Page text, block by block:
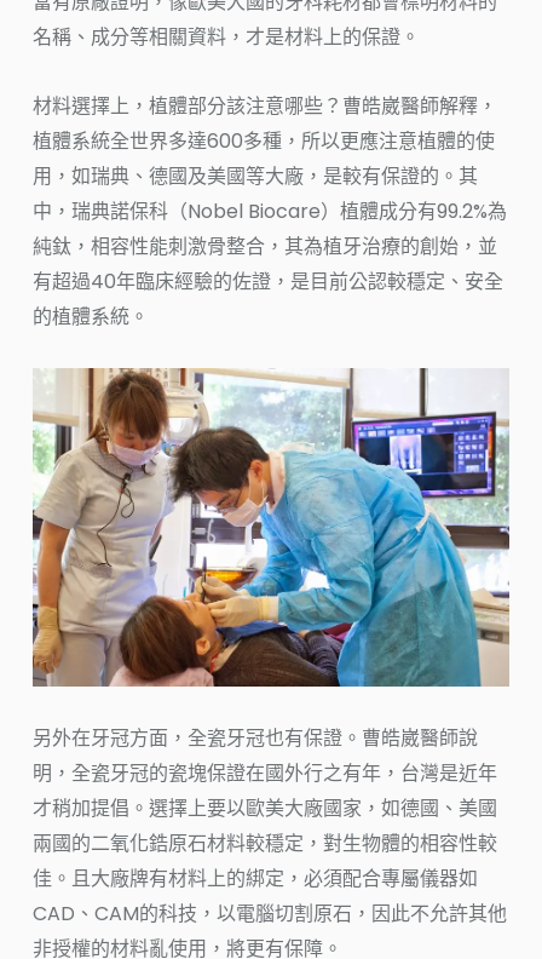
名稱、成分等相關資料，才是材料上的保證。
材料選擇上，植體部分該注意哪些？曹皓崴醫師解釋，
植體系統全世界多達600多種，所以更應注意植體的使
用，如瑞典、德國及美國等大廠，是較有保證的。其
中，瑞典諾保科（Nobel Biocare）植體成分有99.2%為
純鈦，相容性能刺激骨整合，其為植牙治療的創始，並
有超過40年臨床經驗的佐證，是目前公認較穩定、安全
的植體系統。
另外在牙冠方面，全瓷牙冠也有保證。曹皓崴醫師說
明，全瓷牙冠的瓷塊保證在國外行之有年，台灣是近年
才稍加提倡。選擇上要以歐美大廠國家，如德國、美國
兩國的二氧化鋯原石材料較穩定，對生物體的相容性較
佳。且大廠牌有材料上的綁定，必須配合專屬儀器如
CAD、CAM的科技，以電腦切割原石，因此不允許其他
非授權的材料亂使用，將更有保障。